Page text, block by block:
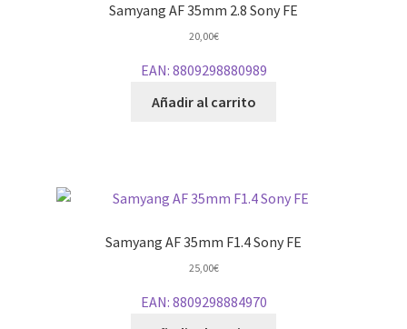
Samyang AF 35mm 2.8 Sony FE
20,00€
EAN: 8809298880989
Añadir al carrito
Samyang AF 35mm F1.4 Sony FE
25,00€
EAN: 8809298884970